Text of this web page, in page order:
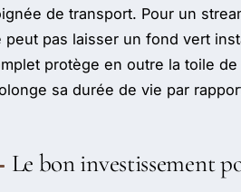
de transport. Pour un
peut pas laisser un fond vert
protège en outre la toile
sa durée de vie par
Le bon investissement